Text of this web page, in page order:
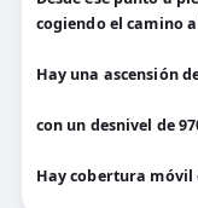
cogiendo el camino
Hay una ascensión
con un desnivel de
Hay cobertura móvil